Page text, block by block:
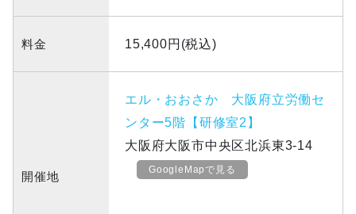
料金 15,400円(税込)
開催地
エル・おおさか 大阪府立労働セ
ンター5階【研修室2】
大阪府大阪市中央区北浜東3-14
GoogleMapで見る